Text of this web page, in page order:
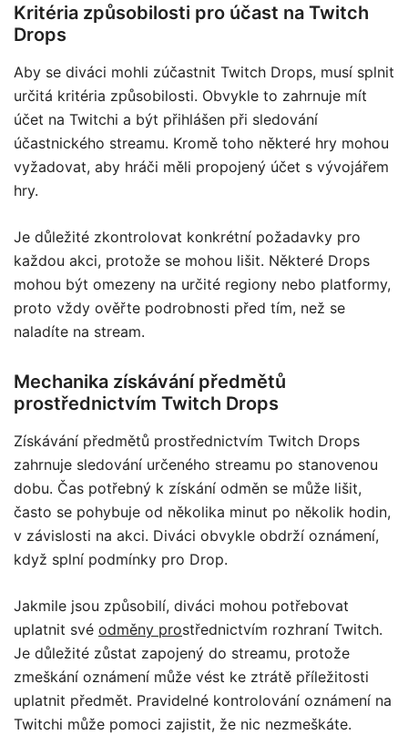
Kritéria způsobilosti pro účast na Twitch
Drops
Aby se diváci mohli zúčastnit Twitch Drops, musí splnit
určitá kritéria způsobilosti. Obvykle to zahrnuje mít
účet na Twitchi a být přihlášen při sledování
účastnického streamu. Kromě toho některé hry mohou
vyžadovat, aby hráči měli propojený účet s vývojářem
hry.
Je důležité zkontrolovat konkrétní požadavky pro
každou akci, protože se mohou lišit. Některé Drops
mohou být omezeny na určité regiony nebo platformy,
proto vždy ověřte podrobnosti před tím, než se
naladíte na stream.
Mechanika získávání předmětů
prostřednictvím Twitch Drops
Získávání předmětů prostřednictvím Twitch Drops
zahrnuje sledování určeného streamu po stanovenou
dobu. Čas potřebný k získání odměn se může lišit,
často se pohybuje od několika minut po několik hodin,
v závislosti na akci. Diváci obvykle obdrží oznámení,
když splní podmínky pro Drop.
Jakmile jsou způsobilí, diváci mohou potřebovat
uplatnit své odměny prostřednictvím rozhraní Twitch.
Je důležité zůstat zapojený do streamu, protože
zmeškání oznámení může vést ke ztrátě příležitosti
uplatnit předmět. Pravidelné kontrolování oznámení na
Twitchi může pomoci zajistit, že nic nezmeškáte.